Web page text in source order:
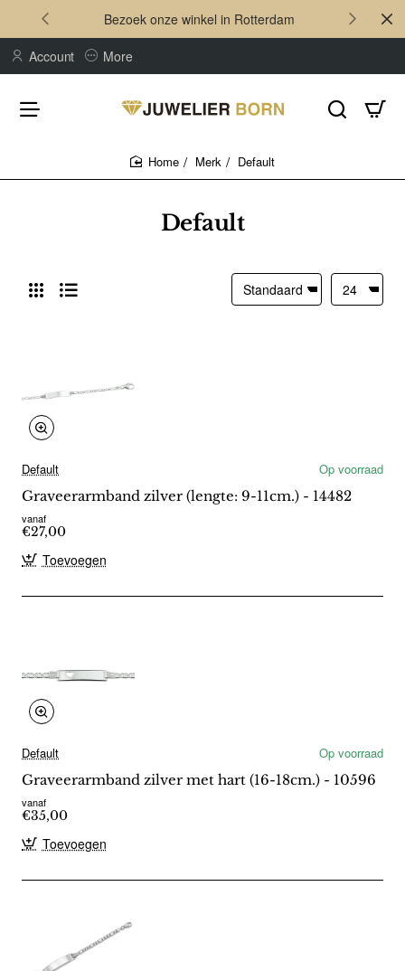
Bezoek onze winkel in Rotterdam
Account More
Default
Merk Default
Default
Op voorraad
Graveerarmband zilver (lengte: 9-11cm.) - 14482
vanaf
€27,00
Toevoegen
Default
Op voorraad
Graveerarmband zilver met hart (16-18cm.) - 10596
vanaf
€35,00
Toevoegen